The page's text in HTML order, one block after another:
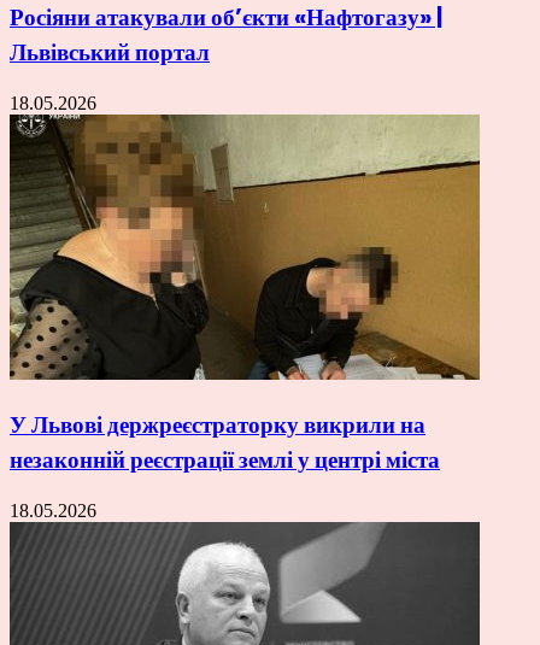
Росіяни атакували об’єкти «Нафтогазу» |
Львівський портал
18.05.2026
У Львові держреєстраторку викрили на
незаконній реєстрації землі у центрі міста
18.05.2026